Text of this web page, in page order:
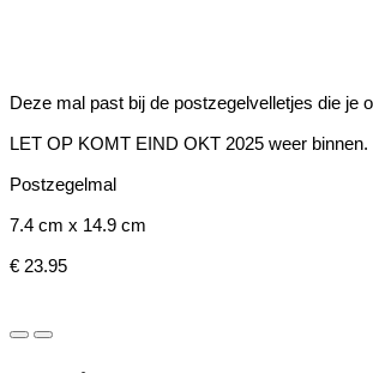
Deze mal past bij de postzegelvelletjes die je
LET OP KOMT EIND OKT 2025 weer binnen.
Postzegelmal
7.4 cm x 14.9 cm
€ 23.95